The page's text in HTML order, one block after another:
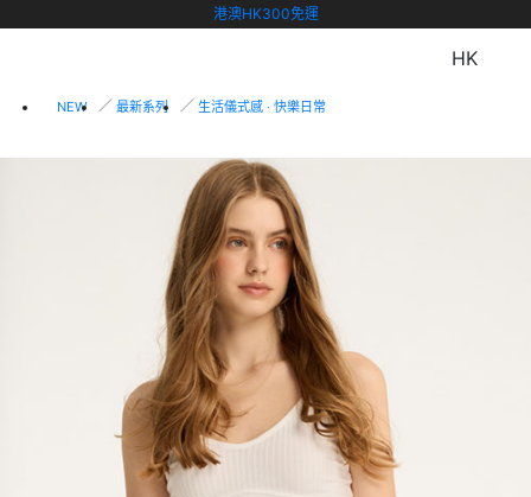
港澳HK300免運
HK
NEW 最新系列 生活儀式感 ‧ 快樂日常